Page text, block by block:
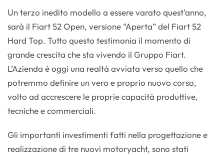
Un terzo inedito modello a essere varato quest’anno,
sarà il Fiart 52 Open, versione “Aperta” del Fiart 52
Hard Top. Tutto questo testimonia il momento di
grande crescita che sta vivendo il Gruppo Fiart.
L’Azienda è oggi una realtà avviata verso quello che
potremmo definire un vero e proprio nuovo corso,
volto ad accrescere le proprie capacità produttive,
tecniche e commerciali.
Gli importanti investimenti fatti nella progettazione e
realizzazione di tre nuovi motoryacht, sono stati